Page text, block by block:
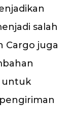
salah
Cargo juga
untuk